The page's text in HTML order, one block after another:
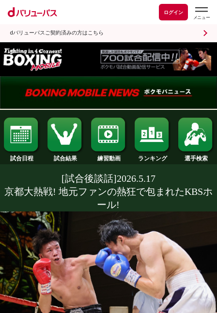
ログイン
dバリューパスご契約済みの方はこちら
試合日程 試合結果 練習動画 ランキング
[試合後談話]2026.5.17
京都大熱戦! 地元ファンの熱狂で包まれ
ール!